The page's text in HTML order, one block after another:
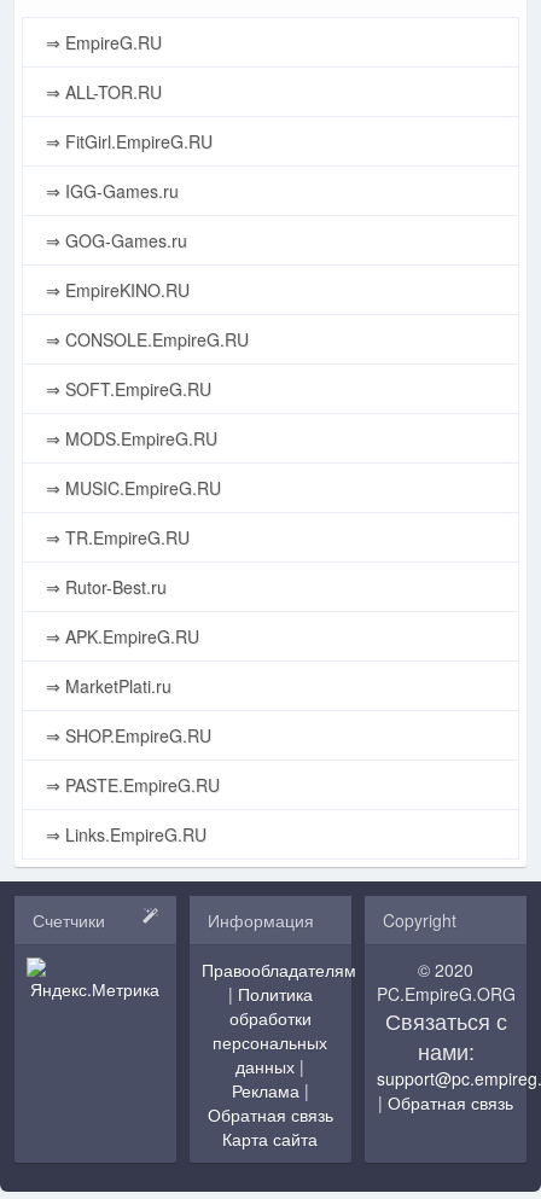
⇒ EmpireG.RU
⇒ ALL-TOR.RU
⇒ FitGirl.EmpireG.RU
⇒ IGG-Games.ru
⇒ GOG-Games.ru
⇒ EmpireKINO.RU
⇒ CONSOLE.EmpireG.RU
⇒ SOFT.EmpireG.RU
⇒ MODS.EmpireG.RU
⇒ MUSIC.EmpireG.RU
⇒ TR.EmpireG.RU
⇒ Rutor-Best.ru
⇒ APK.EmpireG.RU
⇒ MarketPlati.ru
⇒ SHOP.EmpireG.RU
⇒ PASTE.EmpireG.RU
⇒ Links.EmpireG.RU
Счетчики Информация
Правообладателям
| Политика
обработки
персональных
данных |
Реклама|
Обратная связь
Карта сайта
Copyright
© 2020
PC.EmpireG.ORG
Связаться с
нами:
|Обратная связь